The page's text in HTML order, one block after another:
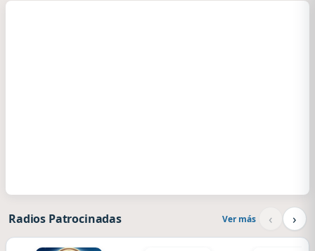
Radios Patrocinadas Ver más ‹ ›